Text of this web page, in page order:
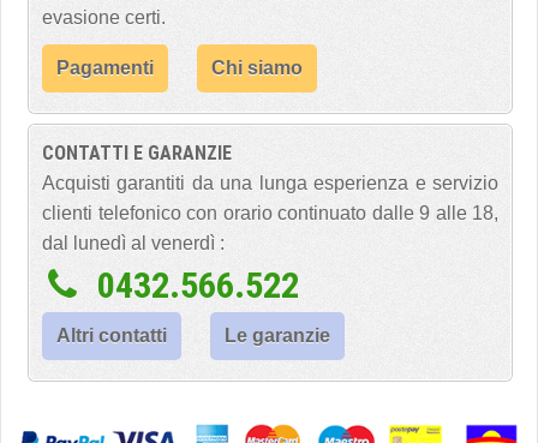
evasione certi.
Pagamenti Chi siamo
CONTATTI E GARANZIE
Acquisti garantiti da una lunga esperienza e servizio
clienti telefonico con orario continuato dalle 9 alle 18,
dal lunedì al venerdì :
0432.566.522
Altri contatti Le garanzie